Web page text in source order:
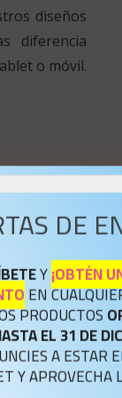
diseños
diferencia
o móvil.
dots=»off»
DE
Y¡OBTÉN
EN
PRODUCTOS
EL 31 DE
A ESTAR
Y APROVECHA